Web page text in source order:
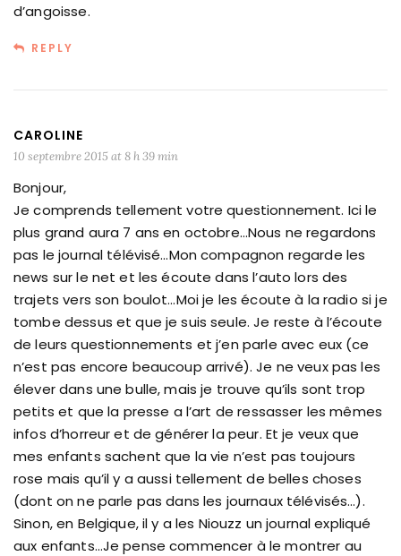
d’angoisse.
REPLY
CAROLINE
10 septembre 2015 at 8 h 39 min
Bonjour,
Je comprends tellement votre questionnement. Ici le
plus grand aura 7 ans en octobre…Nous ne regardons
pas le journal télévisé…Mon compagnon regarde les
news sur le net et les écoute dans l’auto lors des
trajets vers son boulot…Moi je les écoute à la radio si je
tombe dessus et que je suis seule. Je reste à l’écoute
de leurs questionnements et j’en parle avec eux (ce
n’est pas encore beaucoup arrivé). Je ne veux pas les
élever dans une bulle, mais je trouve qu’ils sont trop
petits et que la presse a l’art de ressasser les mêmes
infos d’horreur et de générer la peur. Et je veux que
mes enfants sachent que la vie n’est pas toujours
rose mais qu’il y a aussi tellement de belles choses
(dont on ne parle pas dans les journaux télévisés…).
Sinon, en Belgique, il y a les Niouzz un journal expliqué
aux enfants…Je pense commencer à le montrer au